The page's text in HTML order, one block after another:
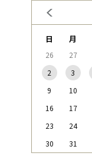
日 月
26 27
2
3
9
10
16
17
23
24
30
31